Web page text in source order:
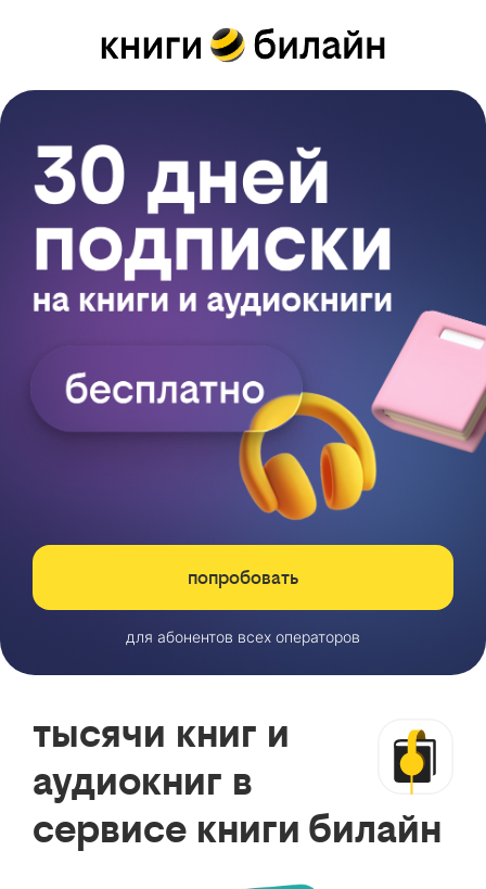
попробовать
для абонентов всех операторов
тысячи книг и
аудиокниг в
сервисе книги билайн